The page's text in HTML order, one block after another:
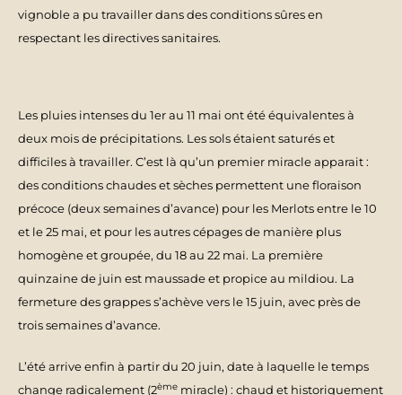
vignoble a pu travailler dans des conditions sûres en
respectant les directives sanitaires.
Les pluies intenses du 1er au 11 mai ont été équivalentes à
deux mois de précipitations. Les sols étaient saturés et
difficiles à travailler. C’est là qu’un premier miracle apparait :
des conditions chaudes et sèches permettent une floraison
précoce (deux semaines d’avance) pour les Merlots entre le 10
et le 25 mai, et pour les autres cépages de manière plus
homogène et groupée, du 18 au 22 mai. La première
quinzaine de juin est maussade et propice au mildiou. La
fermeture des grappes s’achève vers le 15 juin, avec près de
trois semaines d’avance.
L’été arrive enfin à partir du 20 juin, date à laquelle le temps
change radicalement (2ème miracle) : chaud et historiquement